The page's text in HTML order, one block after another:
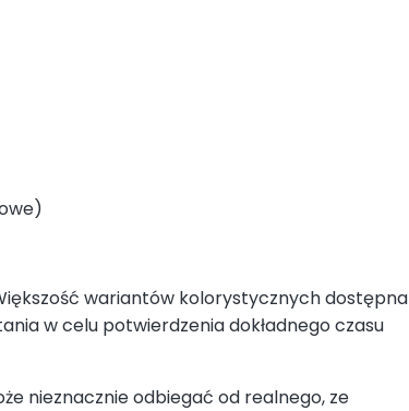
wariantów kolorystycznych dostępna
w celu potwierdzenia dokładnego czasu
nieznacznie odbiegać od realnego, ze